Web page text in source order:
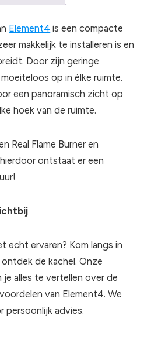
Element4 is een compacte
makkelijk te installeren is en
Door zijn geringe
op in élke ruimte.
een panoramisch zicht op
hoek van de ruimte.
Real Flame Burner en
ontstaat er een
echt ervaren? Kom langs in
ontdek de kachel. Onze
je alles te vertellen over de
van Element4. We
persoonlijk advies.